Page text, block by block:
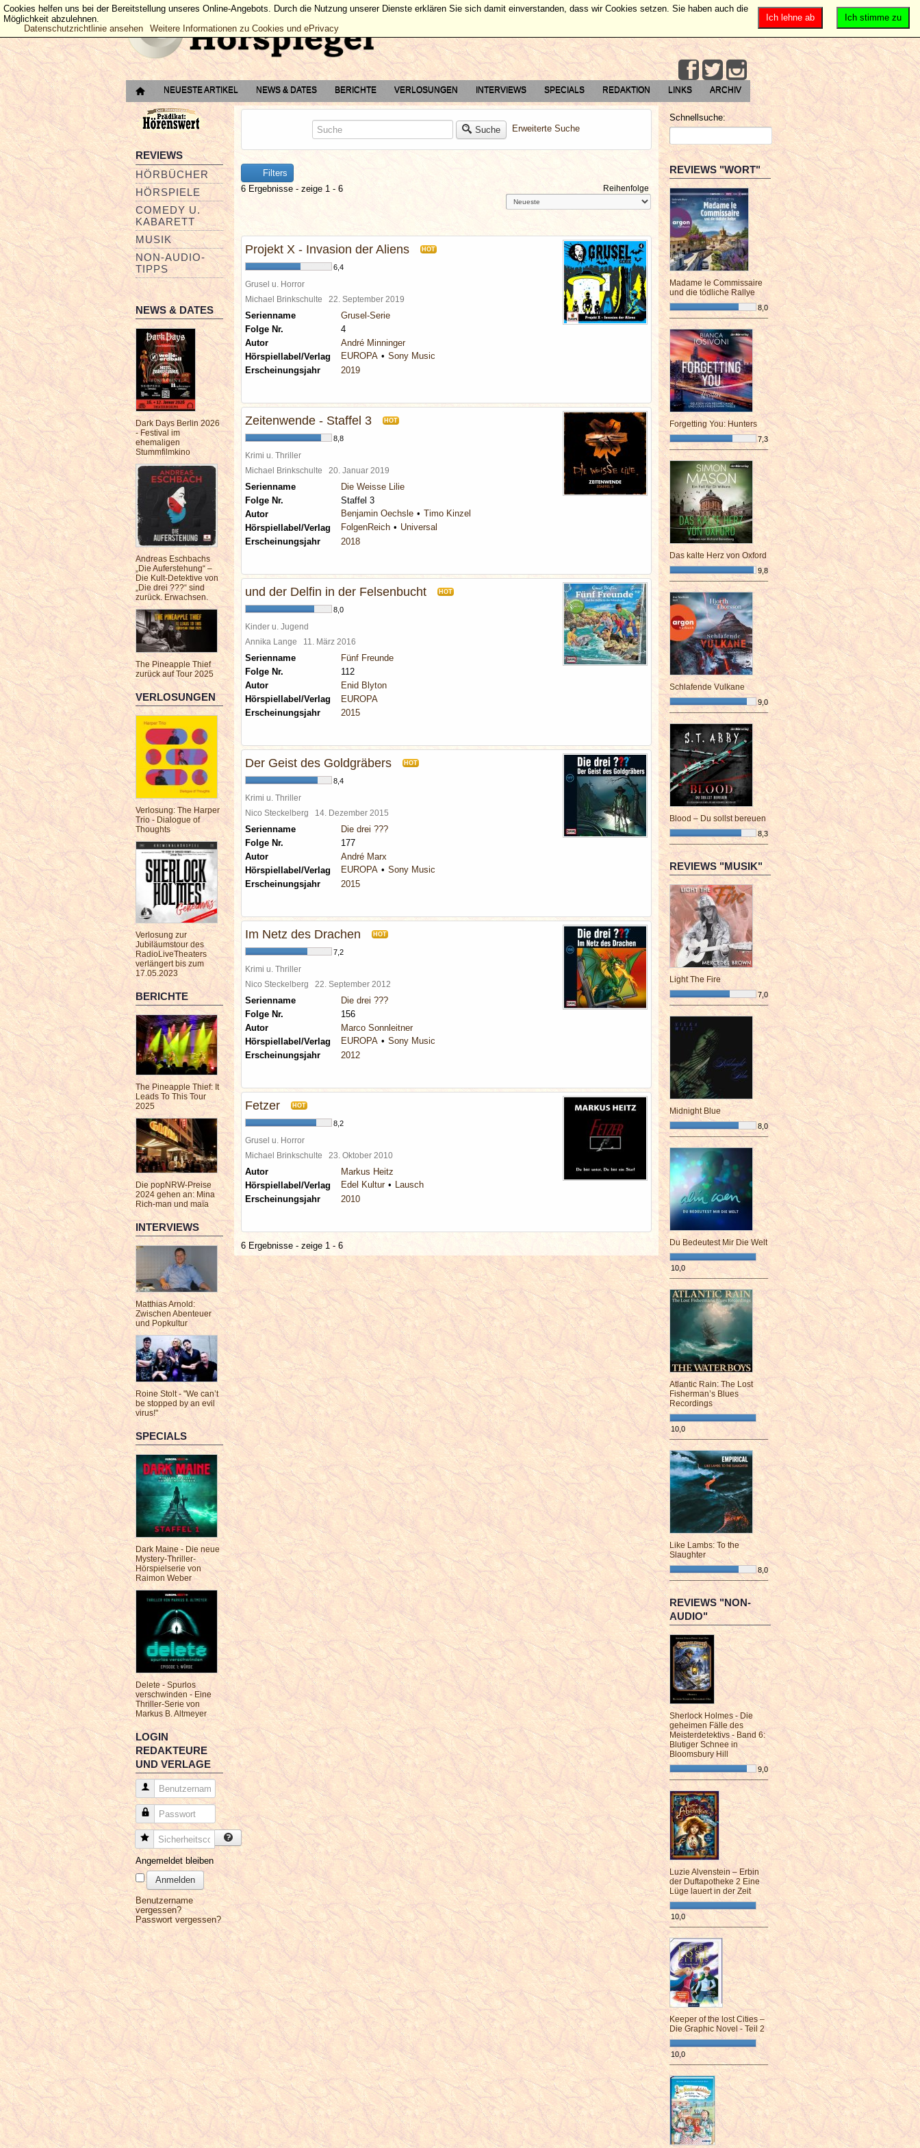
NEUESTE ARTIKEL NEWS & DATES BERICHTE VERLOSUNGEN INTERVIEWS SPECIALS REDAKTION LINKS ARCHIV
REVIEWS
HÖRBÜCHER
HÖRSPIELE
COMEDY U.
KABARETT
MUSIK
NON-AUDIO-
TIPPS
NEWS & DATES
Dark Days Berlin 2026
- Festival im
ehemaligen
Stummfilmkino
Andreas Eschbachs
„Die Auferstehung“ –
Die Kult-Detektive von
„Die drei ???“ sind
zurück. Erwachsen.
The Pineapple Thief
zurück auf Tour 2025
VERLOSUNGEN
Verlosung: The Harper
Trio - Dialogue of
Thoughts
Verlosung zur
Jubiläumstour des
RadioLiveTheaters
verlängert bis zum
17.05.2023
BERICHTE
The Pineapple Thief: It
Leads To This Tour
2025
Die popNRW-Preise
2024 gehen an: Mina
Rich-man und maïa
INTERVIEWS
Matthias Arnold:
Zwischen Abenteuer
und Popkultur
Roine Stolt - "We can’t
be stopped by an evil
virus!"
SPECIALS
Dark Maine - Die neue
Mystery-Thriller-
Hörspielserie von
Raimon Weber
Delete - Spurlos
verschwinden - Eine
Thriller-Serie von
Markus B. Altmeyer
LOGIN
REDAKTEURE
UND VERLAGE
Benutzername
Passwort
Sicherheitscode
Angemeldet bleiben
Anmelden
Benutzername
vergessen?
Passwort vergessen?
Suche Erweiterte Suche
Filters
6 Ergebnisse - zeige 1 - 6
Reihenfolge
Projekt X - Invasion der Aliens HOT
6,4
Grusel u. Horror
Michael Brinkschulte 22. September 2019
Serienname
Grusel-Serie
Folge Nr.
4
Autor
André Minninger
Hörspiellabel/Verlag
EUROPA
Sony Music
Erscheinungsjahr
2019
Zeitenwende - Staffel 3 HOT
8,8
Krimi u. Thriller
Michael Brinkschulte 20. Januar 2019
Serienname
Die Weisse Lilie
Folge Nr.
Staffel 3
Autor
Benjamin Oechsle
Timo Kinzel
Hörspiellabel/Verlag
FolgenReich
Universal
Erscheinungsjahr
2018
und der Delfin in der Felsenbucht HOT
8,0
Kinder u. Jugend
Annika Lange 11. März 2016
Serienname
Fünf Freunde
Folge Nr.
112
Autor
Enid Blyton
Hörspiellabel/Verlag
EUROPA
Erscheinungsjahr
2015
Der Geist des Goldgräbers HOT
8,4
Krimi u. Thriller
Nico Steckelberg 14. Dezember 2015
Serienname
Die drei ???
Folge Nr.
177
Autor
André Marx
Hörspiellabel/Verlag
EUROPA
Sony Music
Erscheinungsjahr
2015
Im Netz des Drachen HOT
7,2
Krimi u. Thriller
Nico Steckelberg 22. September 2012
Serienname
Die drei ???
Folge Nr.
156
Autor
Marco Sonnleitner
Hörspiellabel/Verlag
EUROPA
Sony Music
Erscheinungsjahr
2012
Fetzer HOT
8,2
Grusel u. Horror
Michael Brinkschulte 23. Oktober 2010
Autor
Markus Heitz
Hörspiellabel/Verlag
Edel Kultur
Lausch
Erscheinungsjahr
2010
6 Ergebnisse - zeige 1 - 6
Schnellsuche:
REVIEWS "WORT"
Madame le Commissaire
und die tödliche Rallye
8,0
¯¯¯¯¯¯¯¯¯¯¯¯¯¯¯¯¯¯¯¯¯¯¯¯
Forgetting You: Hunters
7,3
¯¯¯¯¯¯¯¯¯¯¯¯¯¯¯¯¯¯¯¯¯¯¯¯
Das kalte Herz von Oxford
9,8
¯¯¯¯¯¯¯¯¯¯¯¯¯¯¯¯¯¯¯¯¯¯¯¯
Schlafende Vulkane
9,0
¯¯¯¯¯¯¯¯¯¯¯¯¯¯¯¯¯¯¯¯¯¯¯¯
Blood – Du sollst bereuen
8,3
¯¯¯¯¯¯¯¯¯¯¯¯¯¯¯¯¯¯¯¯¯¯¯¯
REVIEWS "MUSIK"
Light The Fire
7,0
¯¯¯¯¯¯¯¯¯¯¯¯¯¯¯¯¯¯¯¯¯¯¯¯
Midnight Blue
8,0
¯¯¯¯¯¯¯¯¯¯¯¯¯¯¯¯¯¯¯¯¯¯¯¯
Du Bedeutest Mir Die Welt
10,0
¯¯¯¯¯¯¯¯¯¯¯¯¯¯¯¯¯¯¯¯¯¯¯¯
Atlantic Rain: The Lost
Fisherman’s Blues
Recordings
10,0
¯¯¯¯¯¯¯¯¯¯¯¯¯¯¯¯¯¯¯¯¯¯¯¯
Like Lambs: To the
Slaughter
8,0
¯¯¯¯¯¯¯¯¯¯¯¯¯¯¯¯¯¯¯¯¯¯¯¯
REVIEWS "NON-
AUDIO"
Sherlock Holmes - Die
geheimen Fälle des
Meisterdetektivs - Band 6:
Blutiger Schnee in
Bloomsbury Hill
9,0
¯¯¯¯¯¯¯¯¯¯¯¯¯¯¯¯¯¯¯¯¯¯¯¯
Luzie Alvenstein – Erbin
der Duftapotheke 2 Eine
Lüge lauert in der Zeit
10,0
¯¯¯¯¯¯¯¯¯¯¯¯¯¯¯¯¯¯¯¯¯¯¯¯
Keeper of the lost Cities –
Die Graphic Novel - Teil 2
10,0
¯¯¯¯¯¯¯¯¯¯¯¯¯¯¯¯¯¯¯¯¯¯¯¯
Ich stimme zu
Ich lehne ab
Cookies helfen uns bei der Bereitstellung unseres Online-Angebots. Durch die Nutzung unserer Dienste erklären Sie sich damit einverstanden, dass wir Cookies setzen. Sie haben auch die
Möglichkeit abzulehnen.
Datenschutzrichtlinie ansehen
Weitere Informationen zu Cookies und ePrivacy